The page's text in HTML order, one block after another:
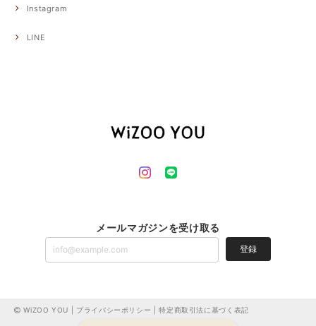
Instagram
LINE
メールマガジンを受け取る
登録
WiZOO YOU | プライバシーポリシー |特定商取引法に基づく表記